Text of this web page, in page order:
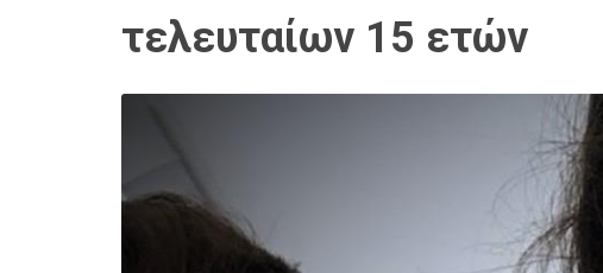
τελευταίων 15 ετών